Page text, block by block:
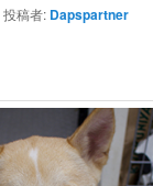
投稿者: Dapspartner